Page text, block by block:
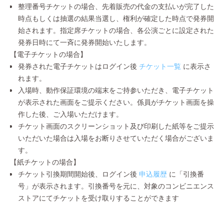
整理番号チケットの場合、先着販売の代金の支払いが完了した
時点もしくは抽選の結果当選し、権利が確定した時点で発券開
始されます。指定席チケットの場合、各公演ごとに設定された
発券日時にて一斉に発券開始いたします。
【電子チケットの場合】
発券された電子チケットはログイン後 チケット一覧 に表示さ
れます。
入場時、動作保証環境の端末をご持参いただき、電子チケット
が表示された画面をご提示ください。係員がチケット画面を操
作した後、ご入場いただけます。
チケット画面のスクリーンショット及び印刷した紙等をご提示
いただいた場合は入場をお断りさせていただく場合がございま
す。
【紙チケットの場合】
チケット引換期間開始後、ログイン後 申込履歴 に「引換番
号」が表示されます。引換番号を元に、対象のコンビニエンス
ストアにてチケットを受け取りすることができます